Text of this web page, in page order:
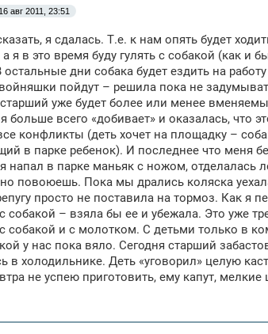
16 авг 2011, 23:51
я сдалась. Т.е. к нам опять будет
я в это время буду гулять с собакой (как и
остальные дни собака будет ездить на
пойдут – решила пока не
уже будет более или менее
больше всего «добивает» и оказалась, что
конфликты (деть хочет на площадку –
в парке ребенок). И последнее что меня
напал в парке маньяк с ножом, отделалась
повоюешь. Пока мы дрались коляска
просто не поставила на тормоз. Как я
собакой – взяла бы ее и убежала. Это уже
собакой и с молотком. С детьми только в
у нас пока вяло. Сегодня старший
в холодильнике. Деть «уговорил» целую
не успею приготовить, ему капут,